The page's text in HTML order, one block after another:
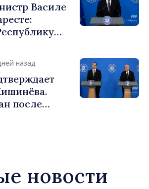
Василе
— в
союз»
назад
после
новости